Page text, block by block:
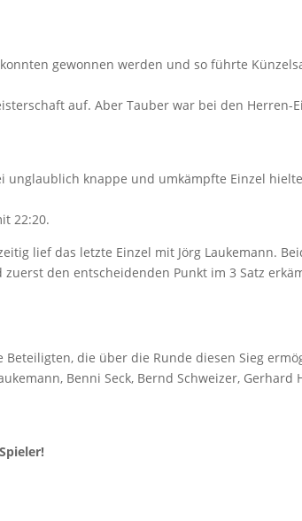
gewonnen werden und so führte
auf. Aber Tauber war bei den Herren-
knappe und umkämpfte Einzel
22:20.
lief das letzte Einzel mit Jörg Laukemann.
den entscheidenden Punkt im 3 Satz
die über die Runde diesen Sieg
Benni Seck, Bernd Schweizer, Gerhard